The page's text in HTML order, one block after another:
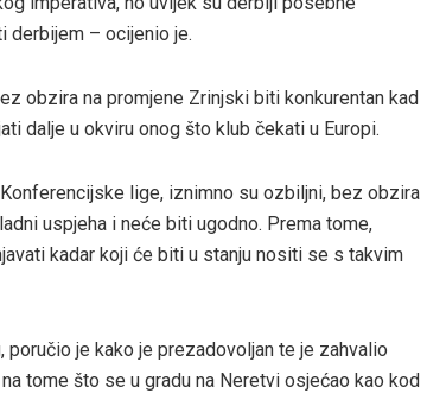
derbijem – ocijenio je.
obzira na promjene Zrinjski biti konkurentan kad
dalje u okviru onog što klub čekati u Europi.
lige, iznimno su ozbiljni, bez obzira
uspjeha i neće biti ugodno. Prema tome,
kadar koji će biti u stanju nositi se s takvim
je kako je prezadovoljan te je zahvalio
tome što se u gradu na Neretvi osjećao kao kod